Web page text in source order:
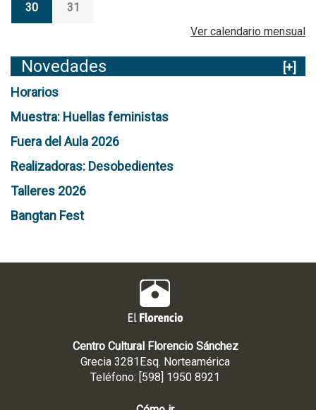
30
31
Ver calendario mensual
Novedades
[+]
Horarios
Muestra: Huellas feministas
Fuera del Aula 2026
Realizadoras: Desobedientes
Talleres 2026
Bangtan Fest
Centro Cultural Florencio Sánchez
Grecia 3281Esq. Norteamérica
Teléfono: [598] 1950 8921